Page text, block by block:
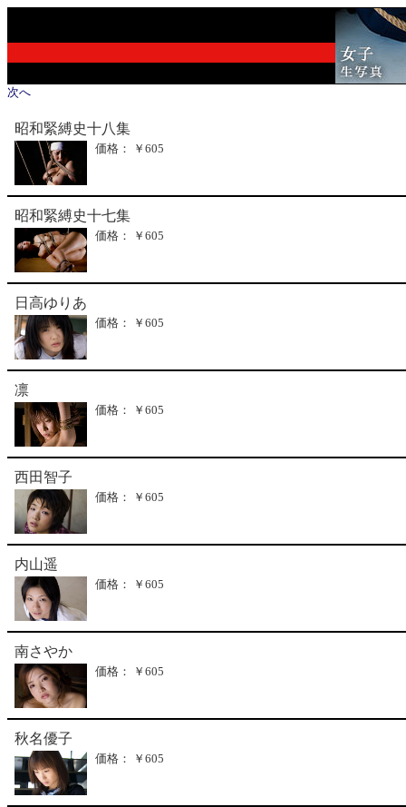
次へ
昭和緊縛史十八集
価格： ￥605
昭和緊縛史十七集
価格： ￥605
日高ゆりあ
価格： ￥605
凛
価格： ￥605
西田智子
価格： ￥605
内山遥
価格： ￥605
南さやか
価格： ￥605
秋名優子
価格： ￥605